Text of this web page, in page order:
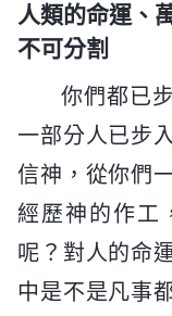
人類的命運、
不可分割
你們都已
一部分人已步
信神，從你們
經歷神的作工
呢？對人的命
中是不是凡事